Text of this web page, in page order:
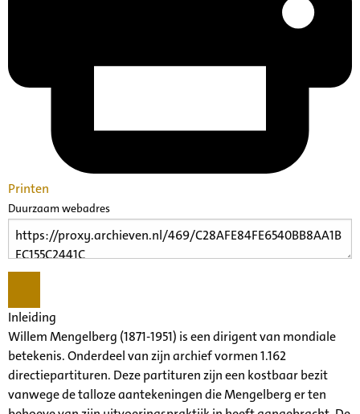
Printen
Duurzaam webadres
Inleiding
Willem Mengelberg (1871-1951) is een dirigent van mondiale
betekenis. Onderdeel van zijn archief vormen 1.162
directiepartituren. Deze partituren zijn een kostbaar bezit
vanwege de talloze aantekeningen die Mengelberg er ten